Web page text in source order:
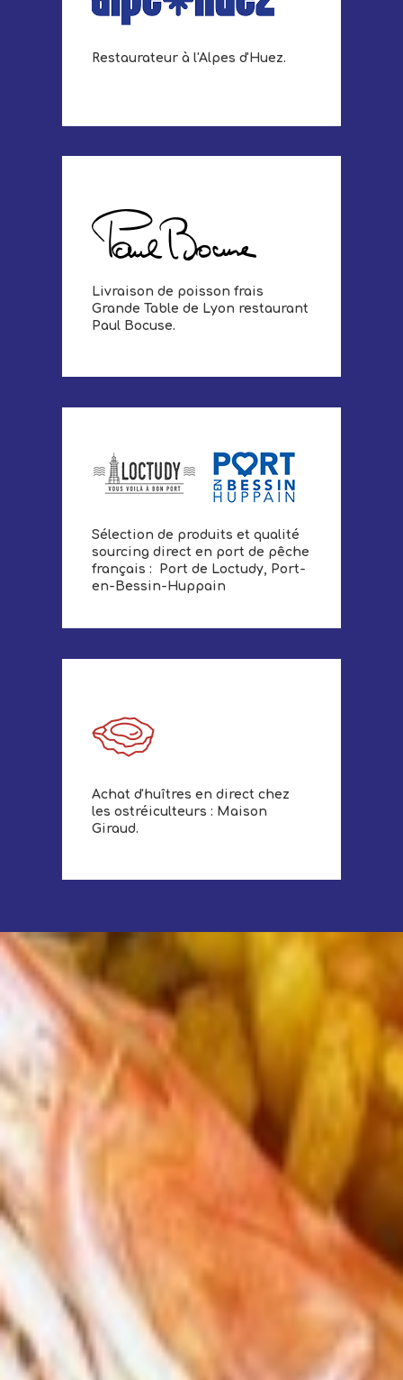
Restaurateur à l'Alpes d'Huez.
Livraison de poisson frais
Grande Table de Lyon restaurant
Paul Bocuse.
Sélection de produits et qualité
sourcing direct en port de pêche
français : Port de Loctudy, Port-
en-Bessin-Huppain
Achat d'huîtres en direct chez
les ostréiculteurs : Maison
Giraud.